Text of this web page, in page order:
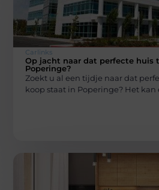
Carlinks
Op jacht naar dat perfecte huis
Poperinge?
Zoekt u al een tijdje naar dat
koop staat in Poperinge? Het